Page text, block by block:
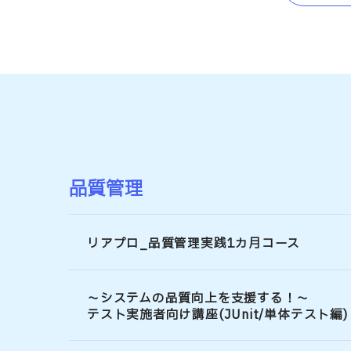
品質管理
リアプロ_品質管理実践1カ月コース
～システムの品質向上を支援する！～
テスト実施者向け講座(JUnit/単体テスト編)